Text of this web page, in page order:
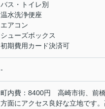
バス・トイレ別
温水洗浄便座
エアコン
シューズボックス
初期費用カード決済可
-
町内費：8400円 高崎市街、前
方面にアクセス良好な立地です